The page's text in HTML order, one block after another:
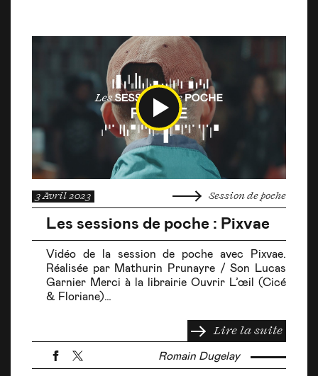
3 Avril 2023 Session de poche
Les sessions de poche : Pixvae
Vidéo de la session de poche avec Pixvae.
Réalisée par Mathurin Prunayre / Son Lucas
Garnier Merci à la librairie Ouvrir L’œil (Cicé
& Floriane)…
Lire la suite
Romain Dugelay